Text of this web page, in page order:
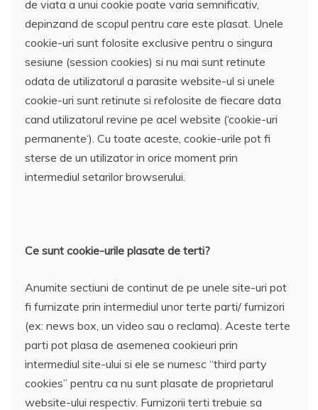
de viata a unui cookie poate varia semnificativ,
depinzand de scopul pentru care este plasat. Unele
cookie-uri sunt folosite exclusive pentru o singura
sesiune (session cookies) si nu mai sunt retinute
odata de utilizatorul a parasite website-ul si unele
cookie-uri sunt retinute si refolosite de fiecare data
cand utilizatorul revine pe acel website (‘cookie-uri
permanente‘). Cu toate aceste, cookie-urile pot fi
sterse de un utilizator in orice moment prin
intermediul setarilor browserului.
Ce sunt cookie-urile plasate de terti?
Anumite sectiuni de continut de pe unele site-uri pot
fi furnizate prin intermediul unor terte parti/ furnizori
(ex: news box, un video sau o reclama). Aceste terte
parti pot plasa de asemenea cookieuri prin
intermediul site-ului si ele se numesc “third party
cookies” pentru ca nu sunt plasate de proprietarul
website-ului respectiv. Furnizorii terti trebuie sa